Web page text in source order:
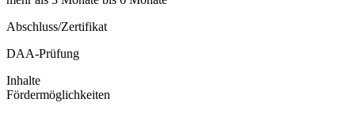
Abschluss/Zertifikat
DAA-Prüfung
Inhalte
Fördermöglichkeiten